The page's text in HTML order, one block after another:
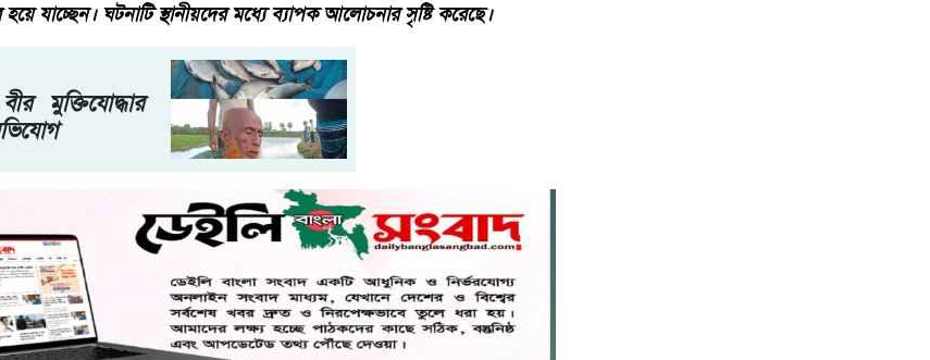
যাচ্ছেন। ঘটনাটি স্থানীয়দের মধ্যে ব্যাপক আলোচনার সৃষ্টি করেছে।
মুক্তিযোদ্ধার